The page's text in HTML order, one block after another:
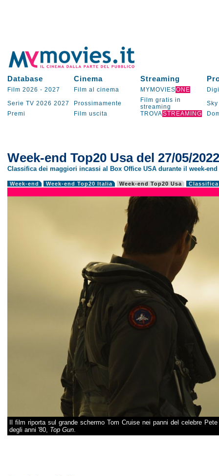
Database Cinema Streaming
Film 2026 - 2027 Film al cinema MYMOVIESONE
Serie TV 2026 2027 Prossimamente
Film gratis in
streaming
Sky
Premi
Film uscita TROVASTREAMING
Week-end Top20 Usa del 27/05/2022
Classifica dei maggiori incassi al Box Office USA durante il week-
Week-end Week-end Top20 Italia Week-end Top20 Usa
Il film riporta sul grande schermo Tom Cruise nei panni del celebre
degli anni '80, Top Gun.